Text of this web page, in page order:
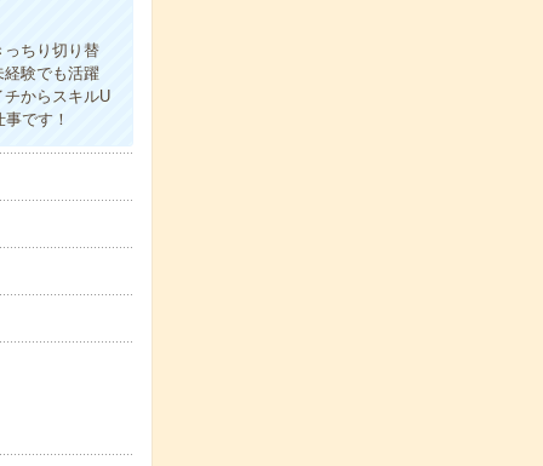
ちり切り替
験でも活躍
からスキルU
です！